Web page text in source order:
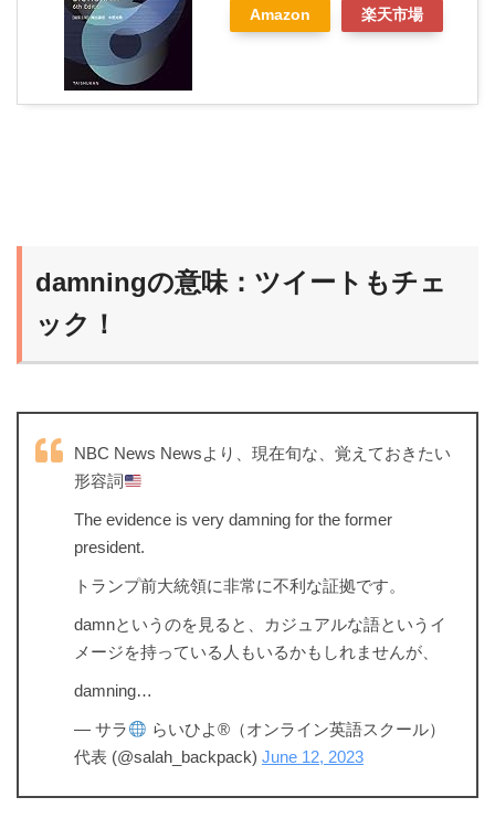
Amazon 楽天市場
damningの意味：ツイートもチェ
ック！
NBC News Newsより、現在旬な、覚えておきたい
形容詞
The evidence is very damning for the former
president.
トランプ前大統領に非常に不利な証拠です。
damnというのを見ると、カジュアルな語というイ
メージを持っている人もいるかもしれませんが、
damning…
— サラ
らいひよ®（オンライン英語スクール）
代表 (@salah_backpack) June 12, 2023